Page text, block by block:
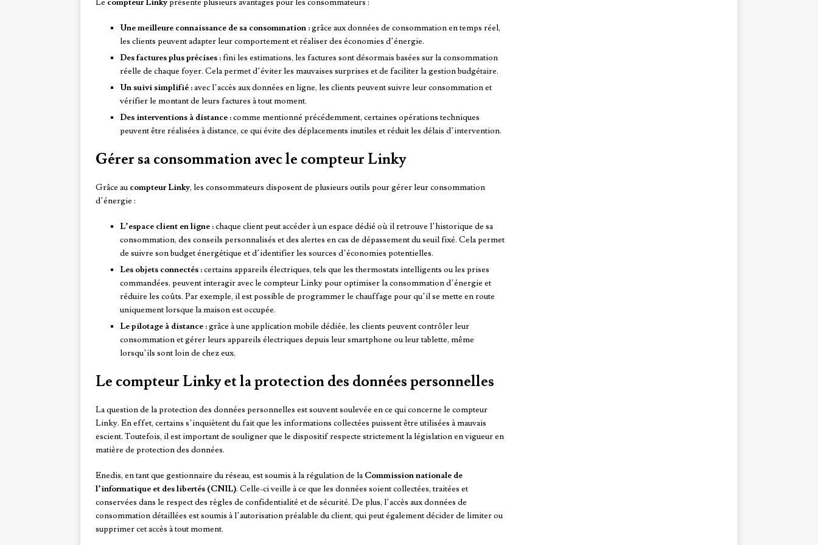
Le compteur Linkyprésente plusieurs avantages pour les consommateurs :
Une meilleure connaissance de sa consommation :grâce aux données de consommation en temps réel,
les clients peuvent adapter leur comportement et réaliser des économies d’énergie.
Des factures plus précises : fini les estimations, les factures sont désormais basées sur la consommation
réelle de chaque foyer. Cela permet d’éviter les mauvaises surprises et de faciliter la gestion budgétaire.
Un suivi simplifié :avec l’accès aux données en ligne, les clients peuvent suivre leur consommation et
vérifier le montant de leurs factures à tout moment.
Des interventions à distance :comme mentionné précédemment, certaines opérations techniques
peuvent être réalisées à distance, ce qui évite des déplacements inutiles et réduit les délais d’intervention.
Gérer sa consommation avec le compteur Linky
Grâce aucompteur Linky, les consommateurs disposent de plusieurs outils pour gérer leur consommation
d’énergie :
L’espace client en ligne :chaque client peut accéder à un espace dédié où il retrouve l’historique de sa
consommation, des conseils personnalisés et des alertes en cas de dépassement du seuil fixé. Cela permet
de suivre son budget énergétique et d’identifier les sources d’économies potentielles.
Les objets connectés :certains appareils électriques, tels que les thermostats intelligents ou les prises
commandées, peuvent interagir avec le compteur Linky pour optimiser la consommation d’énergie et
réduire les coûts. Par exemple, il est possible de programmer le chauffage pour qu’il se mette en route
uniquement lorsque la maison est occupée.
Le pilotage à distance :grâce à une application mobile dédiée, les clients peuvent contrôler leur
consommation et gérer leurs appareils électriques depuis leur smartphone ou leur tablette, même
lorsqu’ils sont loin de chez eux.
Le compteur Linky et la protection des données personnelles
La question de la protection des données personnelles est souvent soulevée en ce qui concerne le compteur
Linky. En effet, certains s’inquiètent du fait que les informations collectées puissent être utilisées à mauvais
escient. Toutefois, il est important de souligner que le dispositif respecte strictement la législation en vigueur en
matière de protection des données.
Enedis, en tant que gestionnaire du réseau, est soumis à la régulation de la Commission nationale de
l’informatique et des libertés (CNIL). Celle-ci veille à ce que les données soient collectées, traitées et
conservées dans le respect des règles de confidentialité et de sécurité. De plus, l’accès aux données de
consommation détaillées est soumis à l’autorisation préalable du client, qui peut également décider de limiter ou
supprimer cet accès à tout moment.